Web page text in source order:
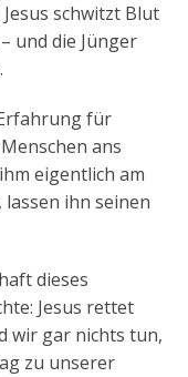
schwitzt Blut
und die Jünger
für
ans
eigentlich am
ihn seinen
dieses
Jesus rettet
wir gar nichts tun,
zu unserer